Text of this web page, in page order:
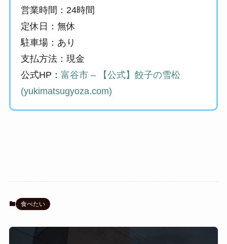
営業時間：24時間
定休日：無休
駐車場：あり
支払方法：現金
公式HP： 富谷市 – 【公式】餃子の雪松
(yukimatsugyoza.com)
食べたい